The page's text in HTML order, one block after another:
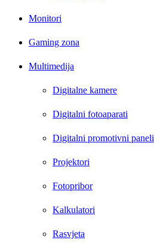
Monitori
Gaming zona
Multimedija
Digitalne kamere
Digitalni fotoaparati
Digitalni promotivni paneli
Projektori
Fotopribor
Kalkulatori
Rasvjeta